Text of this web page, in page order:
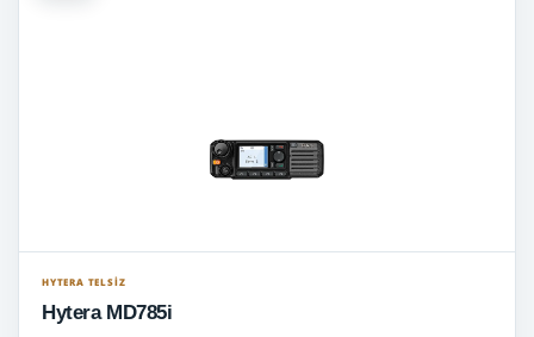
HYTERA TELSIZ
Hytera MD785i